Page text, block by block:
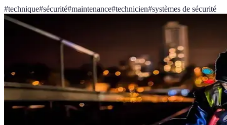
#technique#sécurité#maintenance#technicien#systèmes de sécurité